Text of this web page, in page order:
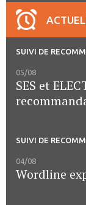
SUIVI DE
05/08
SES et
SUIVI DE
04/08
Wordline